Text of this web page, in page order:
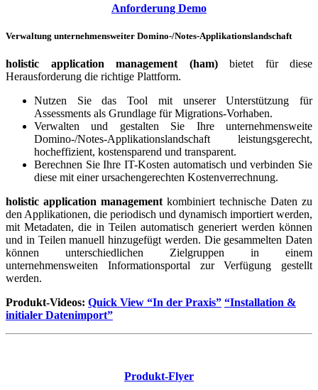
Anforderung Demo
Verwaltung unternehmensweiter Domino-/Notes-Applikationslandschaft
holistic application management (ham) bietet für diese
Herausforderung die richtige Plattform.
Nutzen Sie das Tool mit unserer Unterstützung für
Assessments als Grundlage für Migrations-Vorhaben.
Verwalten und gestalten Sie Ihre unternehmensweite
Domino-/Notes-Applikationslandschaft leistungsgerecht,
hocheffizient, kostensparend und transparent.
Berechnen Sie Ihre IT-Kosten automatisch und verbinden Sie
diese mit einer ursachengerechten Kostenverrechnung.
holistic application management kombiniert technische Daten zu
den Applikationen, die periodisch und dynamisch importiert werden,
mit Metadaten, die in Teilen automatisch generiert werden können
und in Teilen manuell hinzugefügt werden. Die gesammelten Daten
können unterschiedlichen Zielgruppen in einem
unternehmensweiten Informationsportal zur Verfügung gestellt
werden.
Produkt-Videos: Quick View “In der Praxis” “Installation &
initialer Datenimport”
Produkt-Flyer